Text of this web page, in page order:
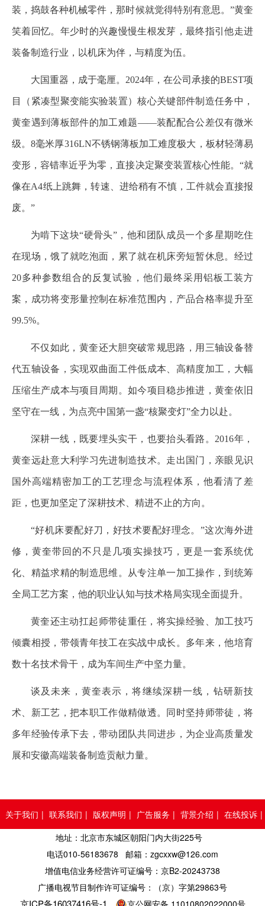
装，捣鼓各种机械零件，那时候就觉得特别有意思。”黄奎
笑着回忆。年少时的兴趣慢慢生根发芽，最终指引他走进
装备制造行业，以机床为伴，与精度为伍。
大国重器，成于毫厘。2024年，在公司承接的BEST项
目（紧凑型聚变能实验装置）核心关键部件制造任务中，
黄奎遇到薄板部件的加工难题——装配配合公差仅有微米
级。8毫米厚316LN不锈钢薄板加工难度极大，板材轻薄易
变形，容错率近乎为零，直接决定聚变装置核心性能。“就
像在A4纸上跳舞，转速、进给稍有不慎，工件就会直接报
废。”
为啃下这块“硬骨头”，他和团队成员一个多星期吃住
在现场，饿了就吃泡面，累了就在机床旁短暂休息。经过
20多种参数组合的反复试验，他们最终采用铝板工装方
案，成功将变形量控制在标准范围内，产品合格率提升至
99.5%。
不仅如此，黄奎还大胆突破常规思路，用三轴设备替
代五轴设备，实现双曲面工件低成本、高精度加工，大幅
压缩生产成本与项目周期。如今项目稳步推进，黄奎依旧
坚守在一线，为点亮中国第一盏“核聚变灯”全力以赴。
深耕一线，既要埋头实干，也要抬头看路。2016年，
黄奎远赴意大利学习先进制造技术。走出国门，亲眼见识
国外高端精密加工的工艺理念与流程体系，他看清了差
距，也更加坚定了深耕技术、精进不止的方向。
“好机床要配好刀，好技术要配好理念。”这次海外进
修，黄奎带回的不只是几项实操技巧，更是一套系统优
化、精益求精的制造思维。从专注单一加工操作，到统筹
全局工艺方案，他的职业认知与技术格局实现全面提升。
黄奎还主动扛起师带徒重任，将实操经验、加工技巧
倾囊相授，带领青年技工在实战中成长。多年来，他培育
数十名技术骨干，成为车间生产中坚力量。
谈及未来，黄奎表示，将继续深耕一线，钻研新技
术、新工艺，把本职工作做精做透。同时坚持师带徒，将
多年经验传承下去，带动团队共同进步，为企业高质量发
展和安徽高端装备制造贡献力量。
关于我们 | 联系我们 | 版权声明 | 广告服务 | 背景介绍 | 在线投诉 |
人员查询
地址：北京市东城区朝阳门内大街225号
电话010-56183678 邮箱：zgcxxw@126.com
增值电信业务经营许可证编号：京B2-20243738
广播电视节目制作许可证编号：（京）字第29863号
京ICP备16037416号-1 京公网安备 11010802022000号